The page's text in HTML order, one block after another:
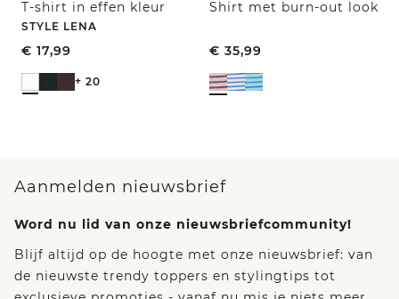
T-shirt in effen kleur
STYLE LENA
€ 17,99
+ 20
Shirt met burn-out look
€ 35,99
Aanmelden nieuwsbrief
Word nu lid van onze nieuwsbriefcommunity!
Blijf altijd op de hoogte met onze nieuwsbrief: van
de nieuwste trendy toppers en stylingtips tot